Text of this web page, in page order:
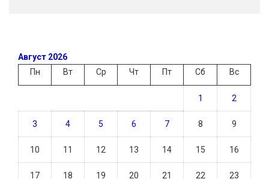
Август 2026
Пн
Вт Ср Чт Пт Сб Вс
1 2
3 4 5 6 7 8 9
10 11 12 13 14 15 16
17 18 19 20 21 22 23